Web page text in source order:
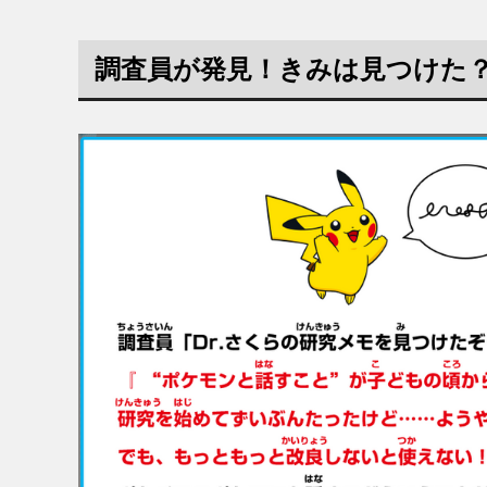
調査員が発見！きみは見つけた